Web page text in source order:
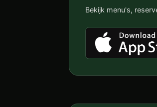
Bekijk menu's,